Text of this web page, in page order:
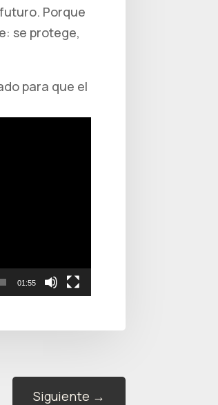
Porque
se protege,
para que el
01:55
Siguiente →